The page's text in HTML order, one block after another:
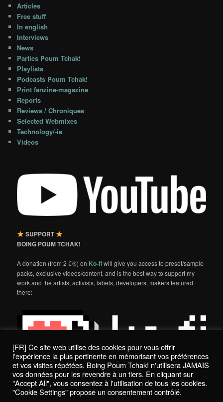
Articles
Free stuff
In english
Interviews
News
Parties Poum Tchak!
Playlists
Podcasts Poum Tchak!
Print fanzine-magazine
Reports
Reviews / Chroniques
Selected Webmixes
Technology/-ie
Videos
SUPPORT
BOING POUM TCHAK!
A donation (from 2 €/$) on Ko-fiwill give you access to preset/sample
packs, exclusive videos/content, and is the best way to support my
work and the artists, activists, labels, developers, makers featured
there:
Politique de confidentialité / Privacy Policy
[FR] Ce site web utilise des cookies pour vous offrir
l'expérience la plus pertinente en mémorisant vos préférences
et vos visites répétées. Boing Poum Tchak! n'utilisera JAMAIS
vos données pour les revendre à un tiers. En cliquant sur
"Accept All", vous consentez à l'utilisation de tous les cookies.
"Cookie Settings" propose un consentement contrôlé.